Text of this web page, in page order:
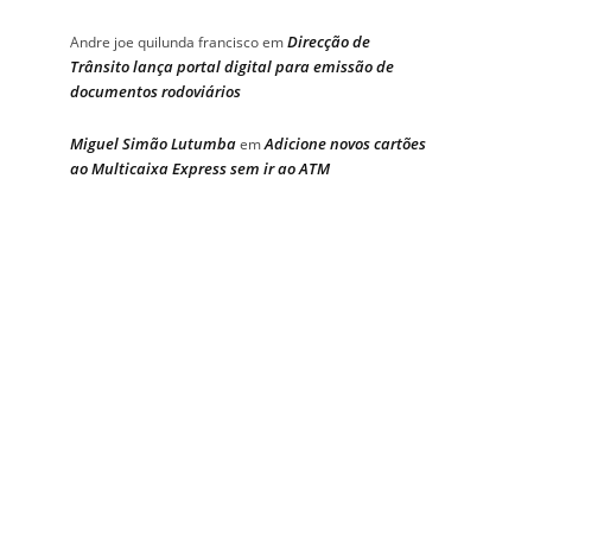
Andre joe quilunda franciscoemDirecção de
Trânsito lança portal digital para emissão de
documentos rodoviários
Miguel Simão LutumbaemAdicione novos cartões
ao Multicaixa Express sem ir ao ATM